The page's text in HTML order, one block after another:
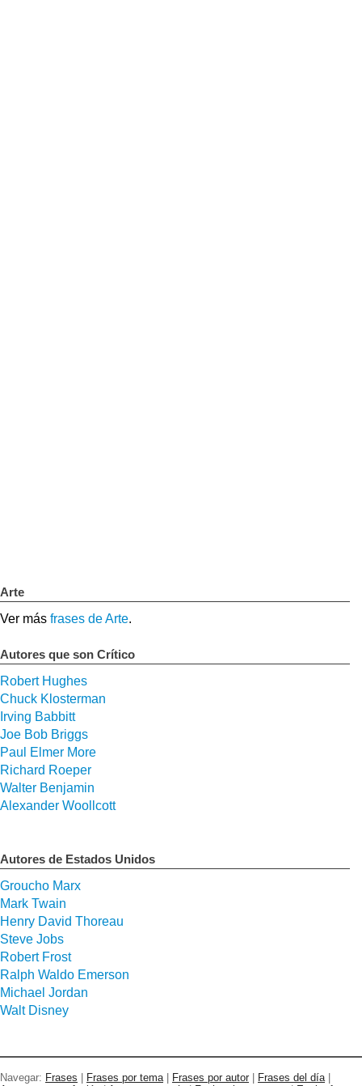
Arte
Ver más frases de Arte.
Autores que son Crítico
Robert Hughes
Chuck Klosterman
Irving Babbitt
Joe Bob Briggs
Paul Elmer More
Richard Roeper
Walter Benjamin
Alexander Woollcott
Autores de Estados Unidos
Groucho Marx
Mark Twain
Henry David Thoreau
Steve Jobs
Robert Frost
Ralph Waldo Emerson
Michael Jordan
Walt Disney
Navegar: Frases Frases por tema| Frases por autor Frases del día|